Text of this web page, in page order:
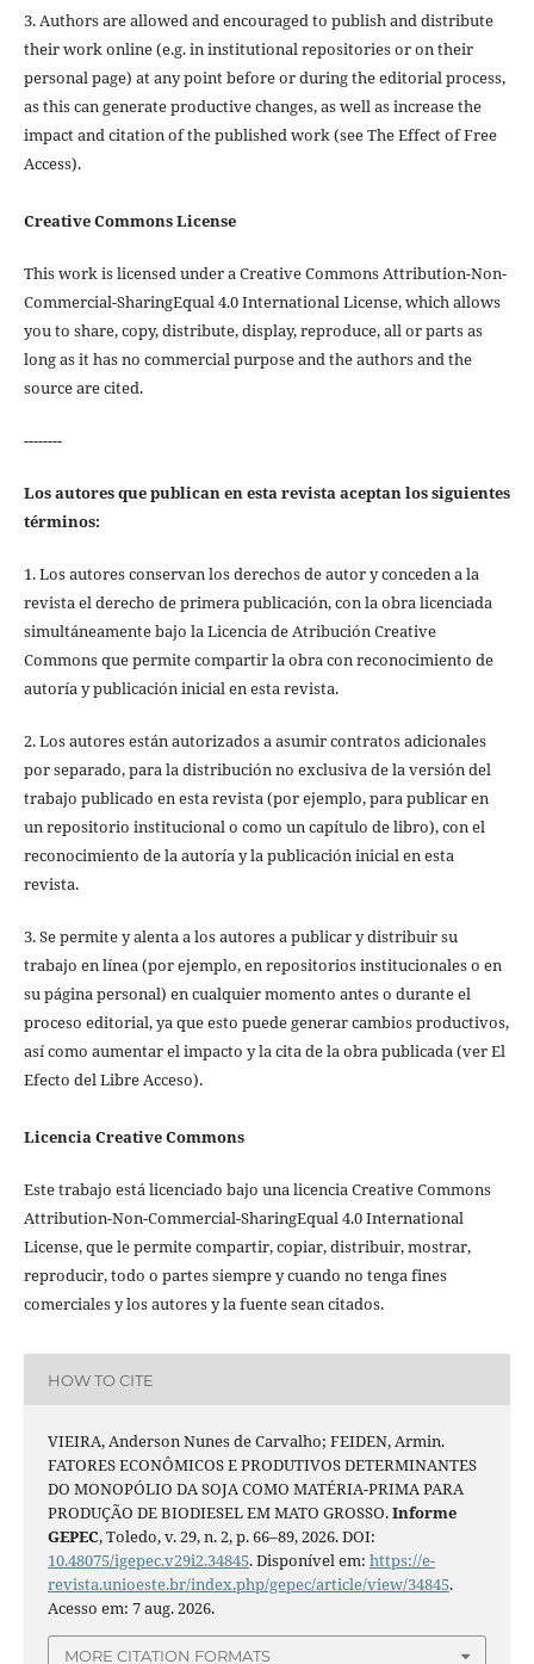
3. Authors are allowed and encouraged to publish and distribute
their work online (e.g. in institutional repositories or on their
personal page) at any point before or during the editorial process,
as this can generate productive changes, as well as increase the
impact and citation of the published work (see The Effect of Free
Access).
Creative Commons License
This work is licensed under a Creative Commons Attribution-Non-
Commercial-SharingEqual 4.0 International License, which allows
you to share, copy, distribute, display, reproduce, all or parts as
long as it has no commercial purpose and the authors and the
source are cited.
--------
Los autores que publican en esta revista aceptan los siguientes
términos:
1. Los autores conservan los derechos de autor y conceden a la
revista el derecho de primera publicación, con la obra licenciada
simultáneamente bajo la Licencia de Atribución Creative
Commons que permite compartir la obra con reconocimiento de
autoría y publicación inicial en esta revista.
2. Los autores están autorizados a asumir contratos adicionales
por separado, para la distribución no exclusiva de la versión del
trabajo publicado en esta revista (por ejemplo, para publicar en
un repositorio institucional o como un capítulo de libro), con el
reconocimiento de la autoría y la publicación inicial en esta
revista.
3. Se permite y alenta a los autores a publicar y distribuir su
trabajo en línea (por ejemplo, en repositorios institucionales o en
su página personal) en cualquier momento antes o durante el
proceso editorial, ya que esto puede generar cambios productivos,
así como aumentar el impacto y la cita de la obra publicada (ver El
Efecto del Libre Acceso).
Licencia Creative Commons
Este trabajo está licenciado bajo una licencia Creative Commons
Attribution-Non-Commercial-SharingEqual 4.0 International
License, que le permite compartir, copiar, distribuir, mostrar,
reproducir, todo o partes siempre y cuando no tenga fines
comerciales y los autores y la fuente sean citados.
HOW TO CITE
VIEIRA, Anderson Nunes de Carvalho; FEIDEN, Armin.
FATORES ECONÔMICOS E PRODUTIVOS DETERMINANTES
DO MONOPÓLIO DA SOJA COMO MATÉRIA-PRIMA PARA
PRODUÇÃO DE BIODIESEL EM MATO GROSSO.Informe
GEPEC, Toledo, v. 29, n. 2, p. 66–89, 2026. DOI:
10.48075/igepec.v29i2.34845. Disponível em: https://e-
revista.unioeste.br/index.php/gepec/article/view/34845.
Acesso em: 7 aug. 2026.
MORE CITATION FORMATS